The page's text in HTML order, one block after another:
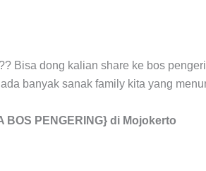
Bisa dong kalian share ke bos
banyak sanak family kita yang
PENGERING} di Mojokerto